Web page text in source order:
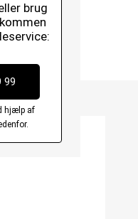
brug
99
hjælp af